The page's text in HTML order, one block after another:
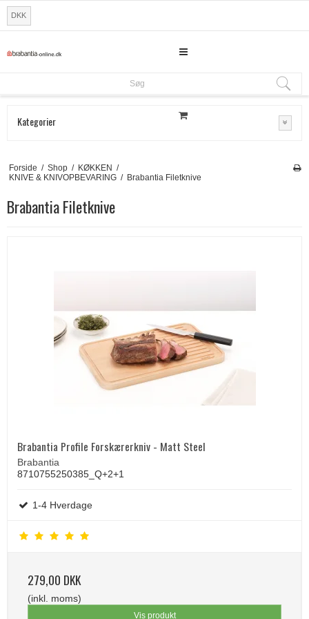
DKK
Søg
Kategorier
Forside / Shop / KØKKEN /
KNIVE & KNIVOPBEVARING / Brabantia Filetknive
Brabantia Filetknive
Brabantia Profile Forskærerkniv - Matt Steel
Brabantia
8710755250385_Q+2+1
1-4 Hverdage
279,00 DKK
(inkl. moms)
Vis produkt